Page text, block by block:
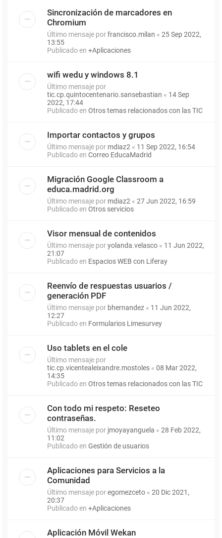
Sincronización de marcadores en
Chromium
Último mensaje porfrancisco.milan « 25 Sep 2022,
13:55
Publicado en +Aplicaciones
wifi wedu y windows 8.1
Último mensaje por
tic.cp.quintocentenario.sansebastian « 14 Sep
2022, 17:44
Publicado en Otros temas relacionados con las TIC
Importar contactos y grupos
Último mensaje por mdiaz2 « 11 Sep 2022, 16:54
Publicado en Correo EducaMadrid
Migración Google Classroom a
educa.madrid.org
Último mensaje por mdiaz2 « 27 Jun 2022, 16:59
Publicado en Otros servicios
Visor mensual de contenidos
Último mensaje poryolanda.velasco « 11 Jun 2022,
21:07
Publicado en Espacios WEB con Liferay
Reenvío de respuestas usuarios /
generación PDF
Último mensaje por bhernandez « 11 Jun 2022,
12:27
Publicado en Formularios Limesurvey
Uso tablets en el cole
Último mensaje por
tic.cp.vicentealeixandre.mostoles « 08 Mar 2022,
14:35
Publicado en Otros temas relacionados con las TIC
Con todo mi respeto: Reseteo
contraseñas.
Último mensaje por jmoyayanguela « 28 Feb 2022,
11:02
Publicado en Gestión de usuarios
Aplicaciones para Servicios a la
Comunidad
Último mensaje poregomezceto « 20 Dic 2021,
20:37
Publicado en +Aplicaciones
Aplicación Móvil Wekan